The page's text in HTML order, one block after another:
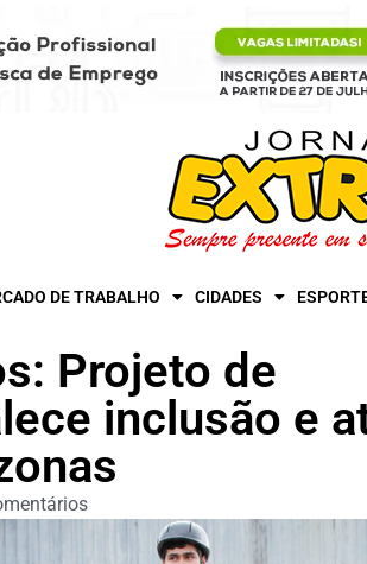
DE TRABALHO CIDADES
Projeto de
inclusão e